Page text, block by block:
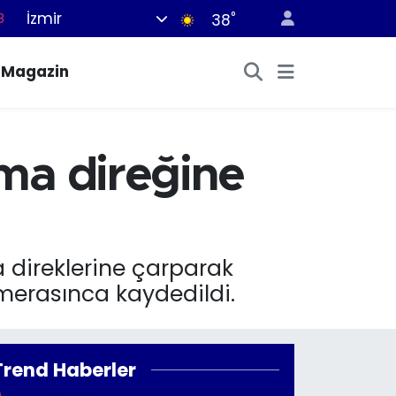
İzmir 38°
Magazin
direğine
direklerine çarparak
kaydedildi.
Haberler